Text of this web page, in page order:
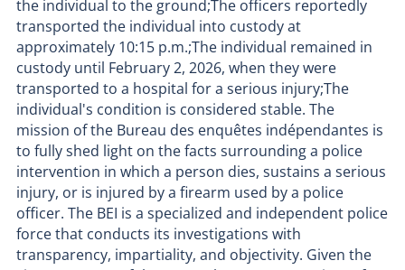
the individual to the ground;The officers reportedly
transported the individual into custody at
approximately 10:15 p.m.;The individual remained in
custody until February 2, 2026, when they were
transported to a hospital for a serious injury;The
individual's condition is considered stable. The
mission of the Bureau des enquêtes indépendantes is
to fully shed light on the facts surrounding a police
intervention in which a person dies, sustains a serious
injury, or is injured by a firearm used by a police
officer. The BEI is a specialized and independent police
force that conducts its investigations with
transparency, impartiality, and objectivity. Given the